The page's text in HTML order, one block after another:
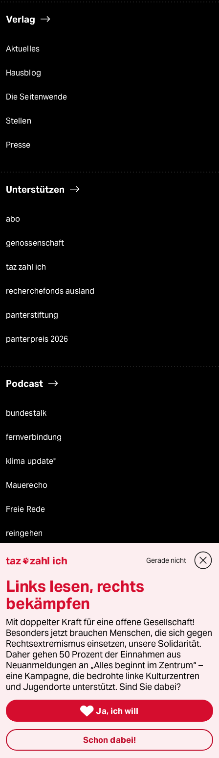
Verlag
Aktuelles
Hausblog
Die Seitenwende
Stellen
Presse
Unterstützen
abo
genossenschaft
taz zahl ich
recherchefonds ausland
panterstiftung
panterpreis 2026
Podcast
bundestalk
fernverbindung
klima update°
Mauerecho
Freie Rede
reingehen
Newsletter
team zukunft
taz frisch
taz zahl ich
taz lab Infobrief
Veranstaltungen
Demnächst
taz zahl ich Gerade nicht
Links lesen, rechts
bekämpfen
Mit doppelter Kraft für eine offene Gesellschaft!
Besonders jetzt brauchen Menschen, die sich gegen
Rechtsextremismus einsetzen, unsere Solidarität.
Daher gehen 50 Prozent der Einnahmen aus
Neuanmeldungen an „Alles beginnt im Zentrum“ –
eine Kampagne, die bedrohte linke Kulturzentren
und Jugendorte unterstützt. Sind Sie dabei?
 Ja, ich will
Schon dabei!